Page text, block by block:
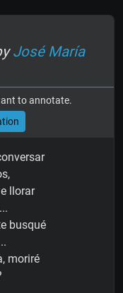
José María
to annotate.
llorar
busqué
moriré